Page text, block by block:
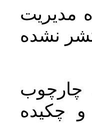
مديريت
نشده
چارچوب
و چکیده